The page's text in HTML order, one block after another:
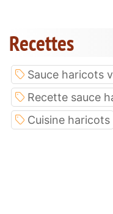
Recettes
Sauce haricots
Recette sauce
Cuisine haricots